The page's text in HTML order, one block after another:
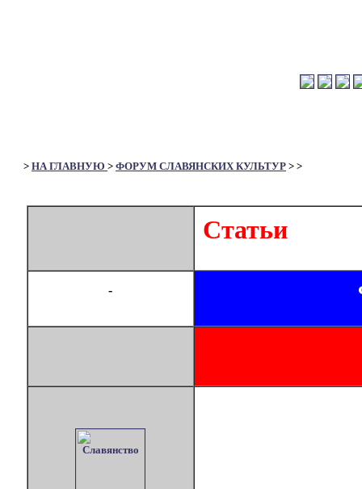
> НА ГЛАВНУЮ > ФОРУМ СЛАВЯНСКИХ КУЛЬТУР > >
Статьи
-